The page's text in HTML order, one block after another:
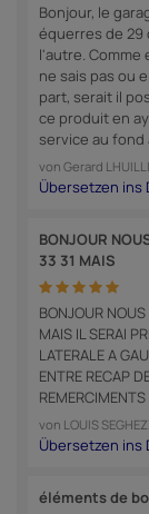
Bonjour, le
équerres de 29
l'autre. Comme
ne sais pas ou
part, serait il
ce produit en
service au fond
von Gerard
BONJOUR
33 31 MAIS
BONJOUR
MAIS IL SERAI
LATERALE A
ENTRE RECAP
von LOUIS
éléments de